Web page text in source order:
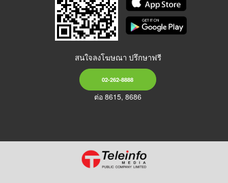
สนใจลงโฆษณา ปรึกษาฟรี
02-262-8888
ต่อ 8615, 8686